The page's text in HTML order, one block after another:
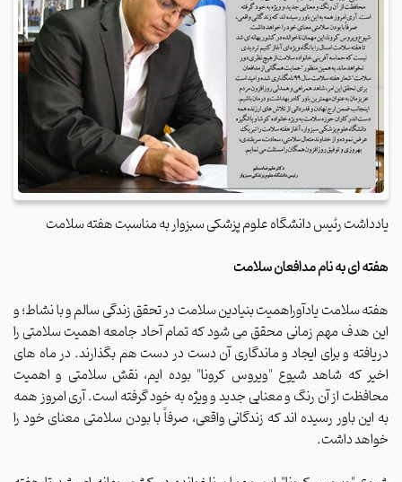
یادداشت رئیس دانشگاه علوم پزشکی سبزوار به مناسبت هفته سلامت
هفته ای به نام مدافعان سلامت
هفته سلامت یادآوراهمیت بنیادین سلامت در تحقق زندگی سالم و با نشاط؛ و
این هدف مهم زمانی محقق می شود که تمام آحاد جامعه اهمیت سلامتی را
دریافته و برای ایجاد و ماندگاری آن دست در دست هم بگذارند. در ماه های
اخیر که شاهد شیوع "ویروس کرونا" بوده ایم، نقش سلامتی و اهمیت
محافظت از آن رنگ و معنایی جدید و ویژه به خود گرفته است. آری امروز همه
به این باور رسیده اند که زندگانی واقعی، صرفاً با بودن سلامتی معنای خود را
خواهد داشت.